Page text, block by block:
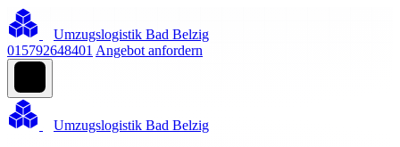
Umzugslogistik Bad Belzig
015792648401 Angebot anfordern
Umzugslogistik Bad Belzig